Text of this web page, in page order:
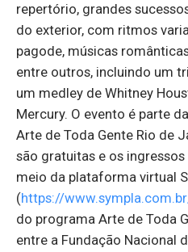
repertório, grandes
do exterior, com ritmos
pagode, músicas
entre outros, incluindo um
um medley de Whitney
Mercury. O evento é parte
Arte de Toda Gente Rio de
são gratuitas e os
meio da plataforma virtual
(https://
do programa Arte de Toda
entre a Fundação Nacional